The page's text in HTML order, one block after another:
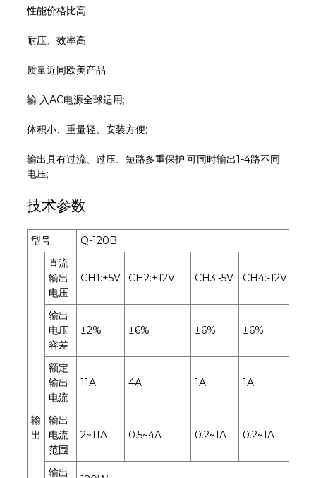
性能价格比高;
耐压、效率高;
质量近同欧美产品;
输 入AC电源全球适用;
体积小、重量轻、安装方便;
输出具有过流、过压、短路多重保护:可同时输出1-4路不同
电压;
技术参数
型号 Q-120B
输
出
直流
输出
电压
CH1:+5V CH2:+12V CH3:-5V CH4:-12V
输出
电压
容差
±2% ±6% ±6% ±6%
额定
输出
电流
11A 4A 1A 1A
输出
电流
范围
2~11A 0.5~4A 0.2~1A 0.2~1A
输出